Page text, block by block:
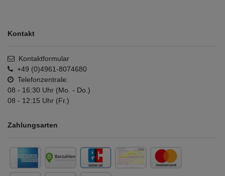
Kontakt
Kontaktformular
+49 (0)4961-8074680
Telefonzentrale:
08 - 16:30 Uhr (Mo. - Do.)
08 - 12:15 Uhr (Fr.)
Zahlungsarten